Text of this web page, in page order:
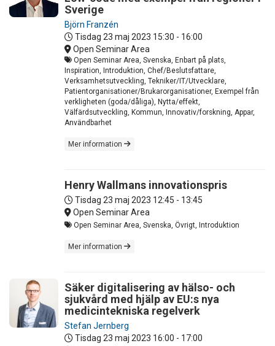
Sverige
Björn Franzén
Tisdag 23 maj 2023 15:30 - 16:00
Open Seminar Area
Open Seminar Area, Svenska, Enbart på plats,
Inspiration, Introduktion, Chef/Beslutsfattare,
Verksamhetsutveckling, Tekniker/IT/Utvecklare,
Patientorganisationer/Brukarorganisationer, Exempel från
verkligheten (goda/dåliga), Nytta/effekt,
Välfärdsutveckling, Kommun, Innovativ/forskning, Appar,
Användbarhet
Mer information
Henry Wallmans innovationspris
Tisdag 23 maj 2023 12:45 - 13:45
Open Seminar Area
Open Seminar Area, Svenska, Övrigt, Introduktion
Mer information
Säker digitalisering av hälso- och
sjukvård med hjälp av EU:s nya
medicintekniska regelverk
Stefan Jernberg
Tisdag 23 maj 2023 16:00 - 17:00